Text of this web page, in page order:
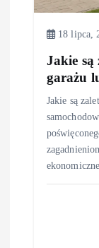
18 lipca,
Jakie są
garażu
Jakie są